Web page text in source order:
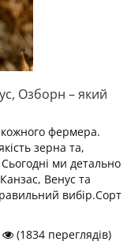
Озборн – який
фермера.
зерна та,
ми детально
Венус та
вибір.Сорт
(1834 переглядів)